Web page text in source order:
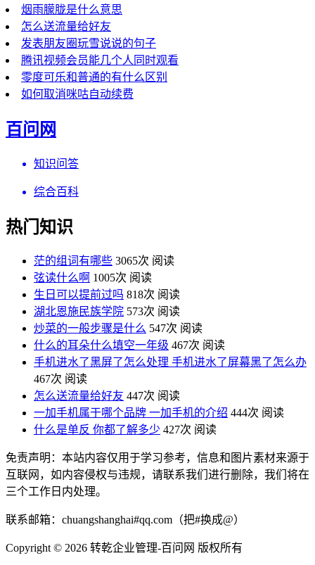
烟雨朦胧是什么意思
怎么送流量给好友
发表朋友圈玩雪说说的句子
腾讯视频会员能几个人同时观看
零度可乐和普通的有什么区别
如何取消咪咕自动续费
百问网
知识问答
综合百科
热门知识
茫的组词有哪些 3065次 阅读
弦读什么啊 1005次 阅读
生日可以提前过吗 818次 阅读
湖北恩施民族学院 573次 阅读
炒菜的一般步骤是什么 547次 阅读
什么的耳朵什么填空一年级 467次 阅读
手机进水了黑屏了怎么处理 手机进水了屏幕黑了怎么办
467次 阅读
怎么送流量给好友 447次 阅读
一加手机属于哪个品牌 一加手机的介绍 444次 阅读
什么是单反 你都了解多少 427次 阅读
免责声明：本站内容仅用于学习参考，信息和图片素材来源于
互联网，如内容侵权与违规，请联系我们进行删除，我们将在
三个工作日内处理。
联系邮箱：chuangshanghai#qq.com（把#换成@）
Copyright © 2026 转乾企业管理-百问网 版权所有